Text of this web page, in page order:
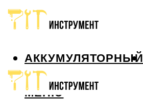
АККУМУЛЯТОРНЫЙ
МЕНЮ